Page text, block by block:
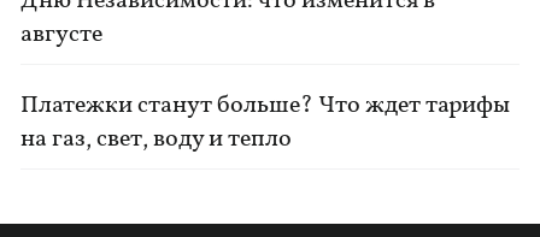
августе
Платежки станут больше? Что ждет тарифы
на газ, свет, воду и тепло